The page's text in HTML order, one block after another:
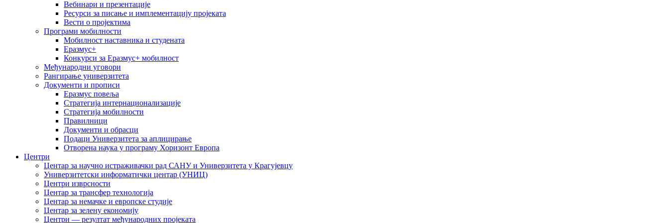
Вебинари и презентације
Ресурси за писање и имплементацију пројеката
Вести о пројектима
Програми мобилности
Мобилност наставника и студената
Еразмус+
Конкурси за Еразмус+ мобилност
Међународни уговори
Рангирање универзитета
Документи и прописи
Еразмус повеља
Стратегија интернационализације
Стратегија мобилности
Правилници
Документи и обрасци
Подаци Универзитета за аплицирање
Отворена наука у програму Хоризонт Европа
Центри
Центар за научно истраживачки рад САНУ и Универзитета у Крагујевцу
Универзитетски информатички центар (УНИЦ)
Центри изврсности
Центар за трансфер технологија
Центар за немачке и европске студије
Центар за зелену економију
Центри — резултат међународних пројеката